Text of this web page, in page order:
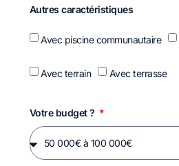
Autres caractéristiques
Avec piscine communautaire
Avec terrain Avec terrasse
Votre budget ?